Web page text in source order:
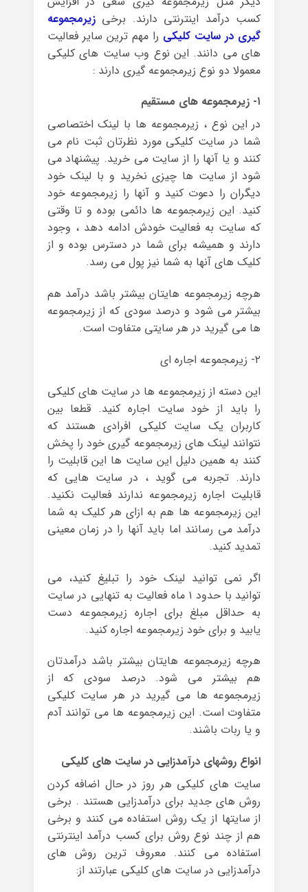
کسب درآمد اینترنتی دارند. برخیزیرمجموعه
گیری در سایت کلیکی را مهم ترین سایر فعالیت
های می دانند. این نوع وب سایت های کلیکی
معمولا دو نوع زیرمجموعه گیری دارند :
۱- زیرمجموعه های مستقیم
در این نوع ، زیرمجموعه ها با لینک اختصاصی
شما در سایت کلیکی مورد نظرتان ثبت نام می
کنند و یا آنها را از سایت می خرید. پیشنهاد می
شود از سایت ها چیزی نخرید و با لینک خود
دیگران را دعوت کنید و آنها را زیرمجموعه خود
کنید. این زیرمجموعه ها دائمی بوده و تا وقتی
که سایت به فعالیت خودش ادامه دهد ، وجود
دارند و همیشه برای شما در دسترس بوده و از
کلیک های آنها به شما نیز پول می رسد.
هرچه زیرمجموعه هایتان بیشتر باشد درآمد هم
بیشتر می شود و درصد سودی که از زیرمجموعه
ها می گیرید در هر سایتی متفاوت است.
۲- زیرمجموعه اجاره ای
این دسته از زیرمجموعه ها در سایت های کلیکی
را باید از خود سایت اجاره کنید. قطعا بین
کاربران یک سایت کلیکی افرادی هستند که
نتوانند لینک های زیرمجموعه گیری خود را پخش
کنند به همین دلیل این سایت ها این قابلیت را
دارند. تجربه می گوید ، در سایت هایی که
قابلیت اجاره زیرمجموعه ندارند فعالیت نکنید.
این زیرمجموعه ها هم به ازای هر کلیک به شما
درآمد می رسانند اما باید آنها را در زمان معینی
تمدید کنید.
اگر نمی توانید لینک خود را تبلیغ کنید، می
توانید با حدود ۱ ماه فعالیت به تنهایی در سایت
به حداقل مبلغ برای اجاره زیرمجموعه دست
یابید و برای خود زیرمجموعه اجاره کنید.
هرچه زیرمجموعه هایتان بیشتر باشد درآمدتان
هم بیشتر می شود. درصد سودی که از
زیرمجموعه ها می گیرید در هر سایت کلیکی
متفاوت است. این زیرمجموعه ها می توانند آدم
و یا ربات باشند.
انواع روشهای درآمدزایی در سایت های کلیکی
سایت های کلیکی هر روز در حال اضافه کردن
روش های جدید برای درآمدزایی هستند . برخی
از سایتها از یک روش استفاده می کنند و برخی
هم از چند نوع روش برای کسب درآمد اینترنتی
استفاده می کنند. معروف ترین روش های
درآمدزایی در سایت های کلیکی عبارتند از: